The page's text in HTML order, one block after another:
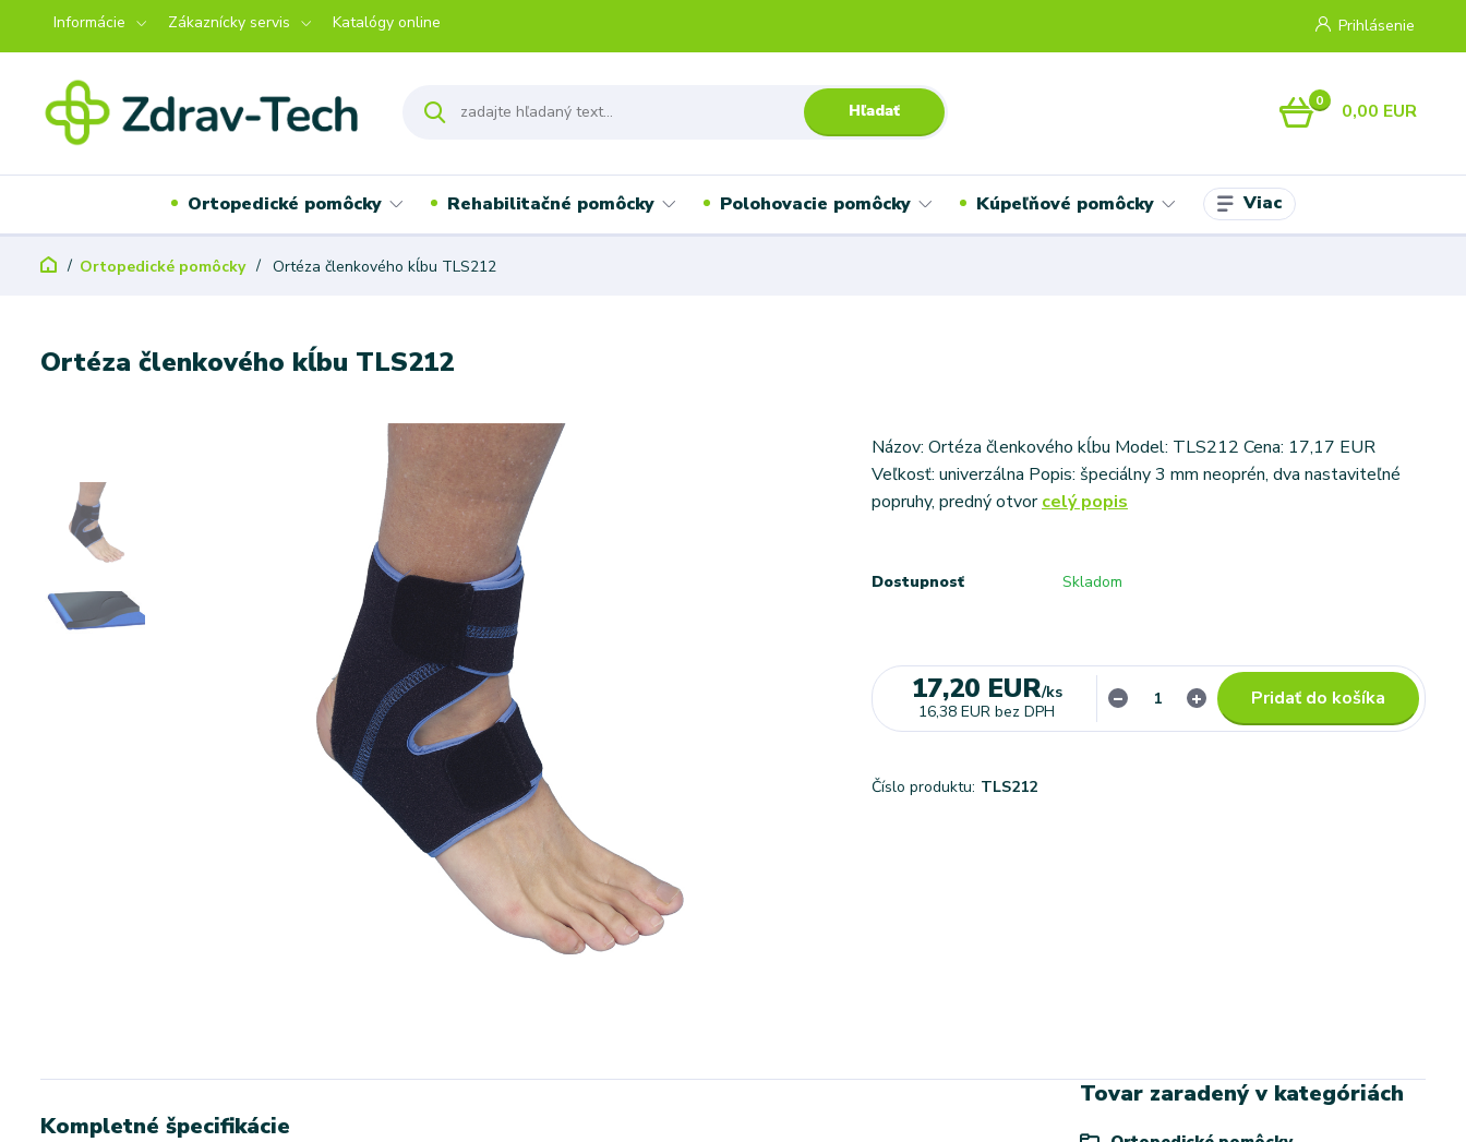
Informácie Zákaznícky servis Katalógy online Prihlásenie
Hľadať 0 0,00 EUR
Ortopedické pomôcky Rehabilitačné pomôcky Polohovacie pomôcky Kúpeľňové pomôcky Viac
Ortopedické pomôcky Ortéza členkového kĺbu TLS212
Ortéza členkového kĺbu TLS212
Názov: Ortéza členkového kĺbu Model: TLS212 Cena: 17,17 EUR
Veľkosť: univerzálna Popis: špeciálny 3 mm neoprén, dva nastaviteľné
popruhy, predný otvorcelý popis
Dostupnosť Skladom
17,20 EUR/ks
16,38 EUR bez DPH
Pridať do košíka
Číslo produktu: TLS212
Kompletné špecifikácie
Tovar zaradený v kategóriách